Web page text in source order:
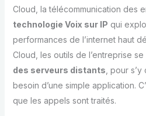
Cloud, la télécommunication des
technologie Voix sur IP qui
performances de l’internet haut
Cloud, les outils de l’entreprise
des serveurs distants , pour
besoin d’une simple application.
que les appels sont traités.